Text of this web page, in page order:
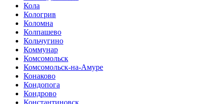
Кола
Кологрив
Коломна
Колпашево
Кольчугино
Коммунар
Комсомольск
Комсомольск-на-Амуре
Конаково
Кондопога
Кондрово
Константиновск